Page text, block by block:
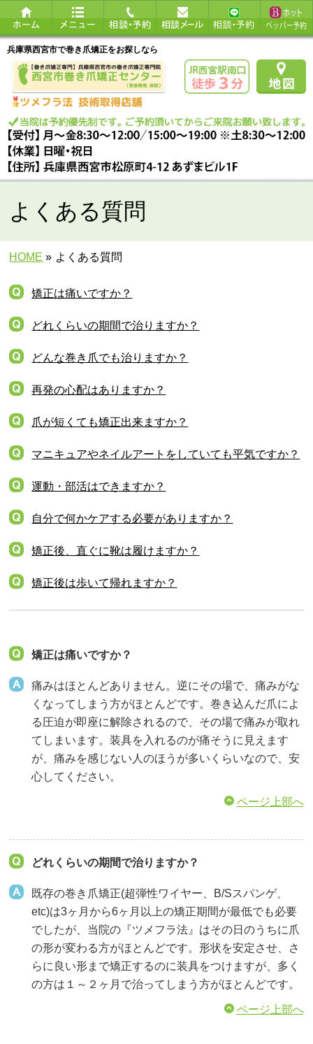
兵庫県西宮市で巻き爪矯正をお探しなら
よくある質問
HOME » よくある質問
矯正は痛いですか？
どれくらいの期間で治りますか？
どんな巻き爪でも治りますか？
再発の心配はありますか？
爪が短くても矯正出来ますか？
マニキュアやネイルアートをしていても平気ですか？
運動・部活はできますか？
自分で何かケアする必要がありますか？
矯正後、直ぐに靴は履けますか？
矯正後は歩いて帰れますか？
矯正は痛いですか？
痛みはほとんどありません。逆にその場で、痛みがな
くなってしまう方がほとんどです。巻き込んだ爪によ
る圧迫が即座に解除されるので、その場で痛みが取れ
てしまいます。装具を入れるのが痛そうに見えます
が、痛みを感じない人のほうが多いくらいなので、安
心してください。
ページ上部へ
どれくらいの期間で治りますか？
既存の巻き爪矯正(超弾性ワイヤー、B/Sスパンゲ、
etc)は3ヶ月から6ヶ月以上の矯正期間が最低でも必要
でしたが、当院の『ツメフラ法』はその日のうちに爪
の形が変わる方がほとんどです。形状を安定させ、さ
らに良い形まで矯正するのに装具をつけますが、多く
の方は１～２ヶ月で治ってしまう方がほとんどです。
ページ上部へ